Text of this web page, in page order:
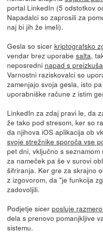
portal LinkedIn (5 odstotkov
Napadalci so zaprosili za
naj bi jih že imeli).
Gesla so sicer kriptografsko
vendar brez uporabe salta,
neposredni napad s
Varnostni raziskovalci so
zamenjajo svoja gesla, isto
uporabniške račune z istim
LinkedIn za zdaj pravi le, da
že tako pod stresom, ker so
da njihova iOS aplikacija ob
svoje strežnike sporoča vse
pet dni, vključno s
za nameček pa še v surovi
šifriranja. Ker gre za skrajno
z izgovorom, da "je funkcija
zadovoljili.
Podjetje sicer posluje
dela s prenovo pomanjkljive
sistemu.